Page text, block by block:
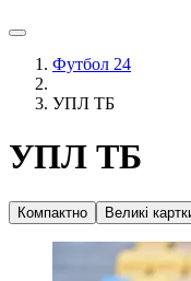
Футбол 24
УПЛ ТБ
УПЛ ТБ
Компактно Великі